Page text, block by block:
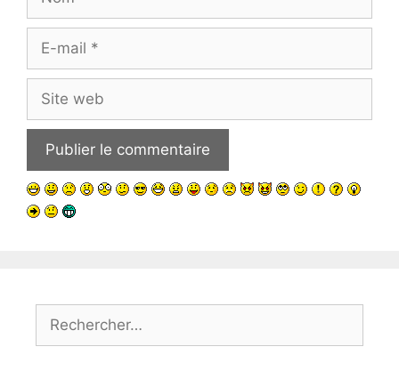
mail
web